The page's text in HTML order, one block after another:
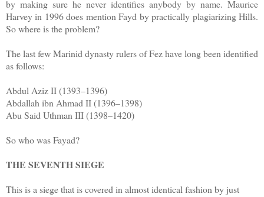
by making sure he never identifies anybody by name. Maurice
Harvey in 1996 does mention Fayd by practically plagiarizing Hills.
So where is the problem?
The last few Marinid dynasty rulers of Fez have long been identified
as follows:
Abdul Aziz II (1393–1396)
Abdallah ibn Ahmad II (1396–1398)
Abu Said Uthman III (1398–1420)
So who was Fayad?
THE SEVENTH SIEGE
This is a siege that is covered in almost identical fashion by just